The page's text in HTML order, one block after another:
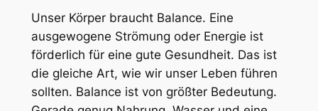
Unser Körper braucht Balance. Eine
ausgewogene Strömung oder Energie ist
förderlich für eine gute Gesundheit. Das ist
die gleiche Art, wie wir unser Leben führen
sollten. Balance ist von größter Bedeutung.